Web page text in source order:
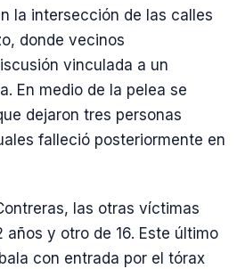
la intersección de las calles
donde vecinos
vinculada a un
En medio de la pelea se
dejaron tres personas
falleció posteriormente en
las otras víctimas
y otro de 16. Este último
con entrada por el tórax